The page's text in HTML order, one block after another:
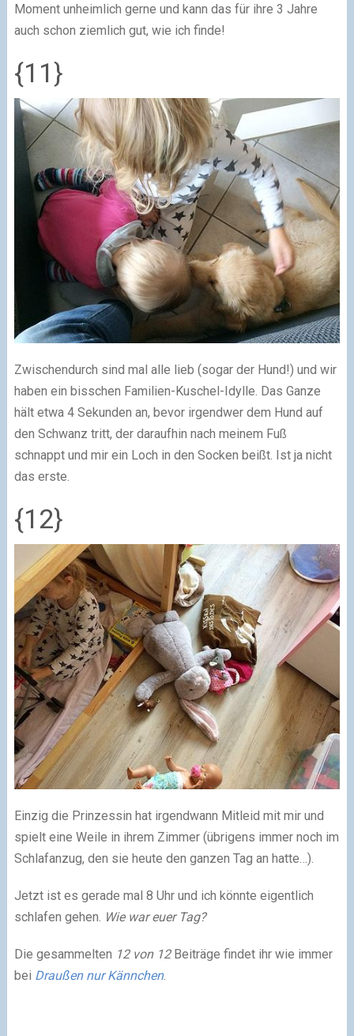
Moment unheimlich gerne und kann das für ihre 3 Jahre
auch schon ziemlich gut, wie ich finde!
{11}
Zwischendurch sind mal alle lieb (sogar der Hund!) und wir
haben ein bisschen Familien-Kuschel-Idylle. Das Ganze
hält etwa 4 Sekunden an, bevor irgendwer dem Hund auf
den Schwanz tritt, der daraufhin nach meinem Fuß
schnappt und mir ein Loch in den Socken beißt. Ist ja nicht
das erste.
{12}
Einzig die Prinzessin hat irgendwann Mitleid mit mir und
spielt eine Weile in ihrem Zimmer (übrigens immer noch im
Schlafanzug, den sie heute den ganzen Tag an hatte…).
Jetzt ist es gerade mal 8 Uhr und ich könnte eigentlich
schlafen gehen. Wie war euer Tag?
Die gesammelten 12 von 12Beiträge findet ihr wie immer
bei Draußen nur Kännchen.